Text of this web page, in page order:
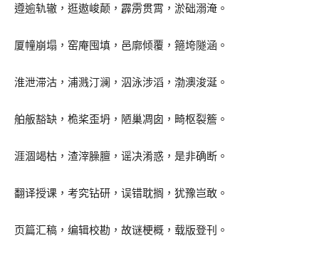
遵逾轨辙，逛遨峻颠，霹雳贯霄，淤础溺淹。
厦幢崩塌，窑庵囤填，邑廓倾覆，箍垮隧涵。
淮泄滞沽，浦溅汀澜，泅泳涉滔，渤澳浚涎。
舶舨豁缺，桅桨歪坍，陋巢凋囱，畸枢裂簷。
涯涸竭枯，渣滓臊膻，谣决淆惑，是非确断。
翻译授课，考究钻研，误错耽搁，犹豫岂敢。
页篇汇稿，编辑校勘，故谜梗概，载版登刊。